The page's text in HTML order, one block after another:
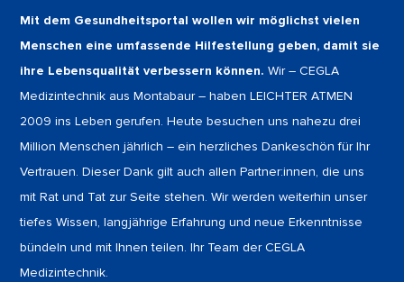
Mit dem Gesundheitsportal wollen wir möglichst vielen
Menschen eine umfassende Hilfestellung geben, damit sie
ihre Lebensqualität verbessern können. Wir – CEGLA
Medizintechnik aus Montabaur – haben LEICHTER ATMEN
2009 ins Leben gerufen. Heute besuchen uns nahezu drei
Million Menschen jährlich – ein herzliches Dankeschön für Ihr
Vertrauen. Dieser Dank gilt auch allen Partner:innen, die uns
mit Rat und Tat zur Seite stehen. Wir werden weiterhin unser
tiefes Wissen, langjährige Erfahrung und neue Erkenntnisse
bündeln und mit Ihnen teilen. Ihr Team der CEGLA
Medizintechnik.